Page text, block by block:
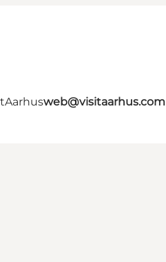
web@visitaarhus.com